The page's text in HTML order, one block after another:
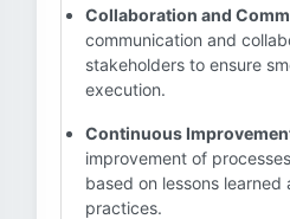
Collaboration and
communication and
stakeholders to ensure
execution.
Continuous
improvement of
based on lessons
practices.